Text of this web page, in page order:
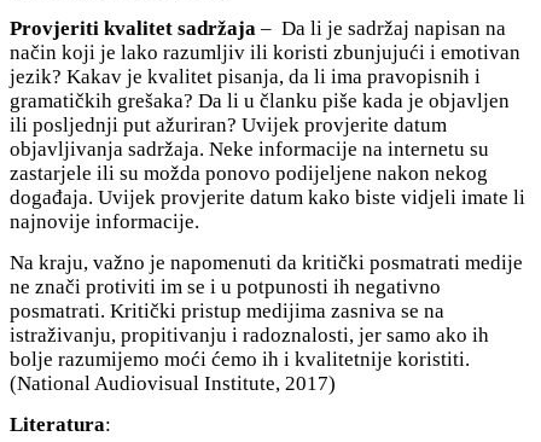
Provjeriti kvalitet sadržaja – Da li je sadržaj napisan na
način koji je lako razumljiv ili koristi zbunjujući i emotivan
jezik? Kakav je kvalitet pisanja, da li ima pravopisnih i
gramatičkih grešaka? Da li u članku piše kada je objavljen
ili posljednji put ažuriran? Uvijek provjerite datum
objavljivanja sadržaja. Neke informacije na internetu su
zastarjele ili su možda ponovo podijeljene nakon nekog
događaja. Uvijek provjerite datum kako biste vidjeli imate li
najnovije informacije.
Na kraju, važno je napomenuti da kritički posmatrati medije
ne znači protiviti im se i u potpunosti ih negativno
posmatrati. Kritički pristup medijima zasniva se na
istraživanju, propitivanju i radoznalosti, jer samo ako ih
bolje razumijemo moći ćemo ih i kvalitetnije koristiti.
(National Audiovisual Institute, 2017)
Literatura: